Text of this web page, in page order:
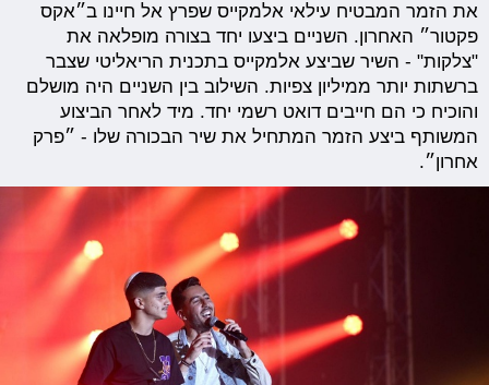
את הזמר המבטיח עילאי אלמקייס שפרץ אל חיינו ב״אקס
פקטור״ האחרון. השניים ביצעו יחד בצורה מופלאה את
"צלקות" - השיר שביצע אלמקייס בתכנית הריאליטי שצבר
ברשתות יותר ממיליון צפיות. השילוב בין השניים היה מושלם
והוכיח כי הם חייבים דואט רשמי יחד. מיד לאחר הביצוע
המשותף ביצע הזמר המתחיל את שיר הבכורה שלו - ״פרק
אחרון״.